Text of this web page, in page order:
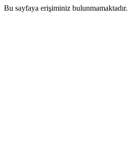
Bu sayfaya erişiminiz bulunmamaktadır.